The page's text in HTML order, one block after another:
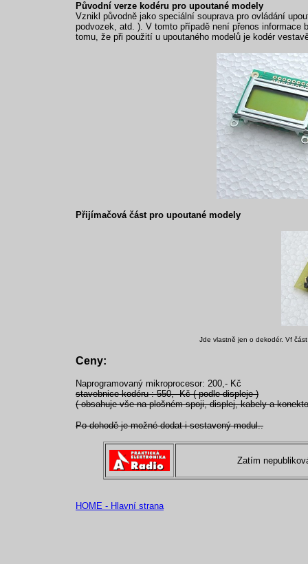
Původní verze kodéru pro upoutané modely
Vznikl původně jako speciální souprava pro ovládání
podvozek, atd. ). V tomto případě není přenos
tomu, že při použití u upoutaného modelů je kodér
Přijímačová část pro upoutané modely
Jde vlastně jen o dekodér. Vf
Ceny:
Naprogramovaný mikroprocesor: 200,- Kč
stavebnice kodéru : 550,- Kč ( podle displeje )
( obsahuje vše na plošném spoji, displej, kabely a
Po dohodě je možné dodat i sestavený modul..
Zatím
HOME - Hlavní strana